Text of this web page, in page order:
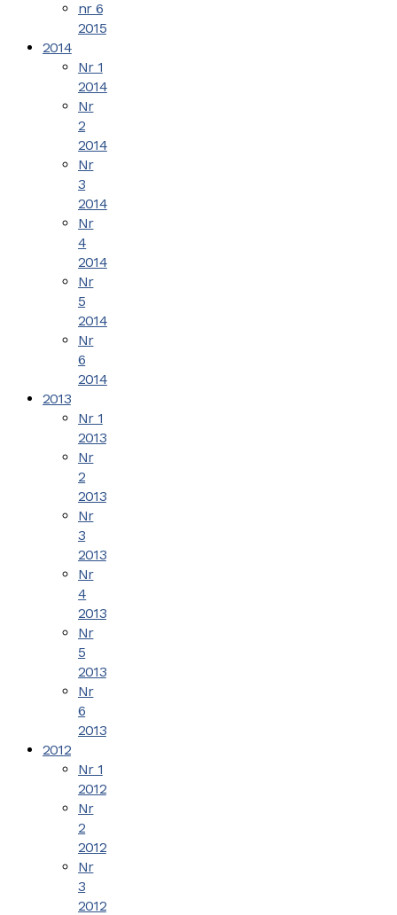
nr 6
2015
2014
Nr 1
2014
Nr
2
2014
Nr
3
2014
Nr
4
2014
Nr
5
2014
Nr
6
2014
2013
Nr 1
2013
Nr
2
2013
Nr
3
2013
Nr
4
2013
Nr
5
2013
Nr
6
2013
2012
Nr 1
2012
Nr
2
2012
Nr
3
2012